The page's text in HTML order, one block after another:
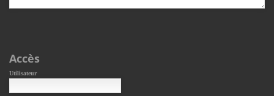
Accès
Utilisateur